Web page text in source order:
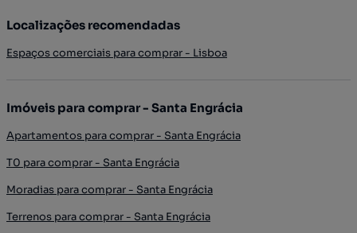
Localizações recomendadas
Espaços comerciais para comprar - Lisboa
Imóveis para comprar - Santa Engrácia
Apartamentos para comprar - Santa Engrácia
T0 para comprar - Santa Engrácia
Moradias para comprar - Santa Engrácia
Terrenos para comprar - Santa Engrácia